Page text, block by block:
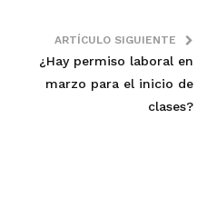
ARTÍCULO SIGUIENTE
¿Hay permiso laboral en
marzo para el inicio de
clases?